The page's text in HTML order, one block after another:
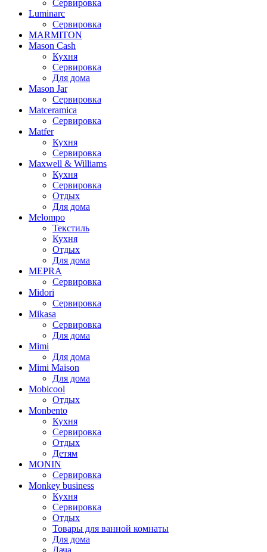
Сервировка
Luminarc
Сервировка
MARMITON
Mason Cash
Кухня
Сервировка
Для дома
Mason Jar
Сервировка
Matceramica
Сервировка
Matfer
Кухня
Сервировка
Maxwell & Williams
Кухня
Сервировка
Отдых
Для дома
Melompo
Текстиль
Кухня
Отдых
Для дома
MEPRA
Сервировка
Midori
Сервировка
Mikasa
Сервировка
Для дома
Mimi
Для дома
Mimi Maison
Для дома
Mobicool
Отдых
Monbento
Кухня
Сервировка
Отдых
Детям
MONIN
Сервировка
Monkey business
Кухня
Сервировка
Отдых
Товары для ванной комнаты
Для дома